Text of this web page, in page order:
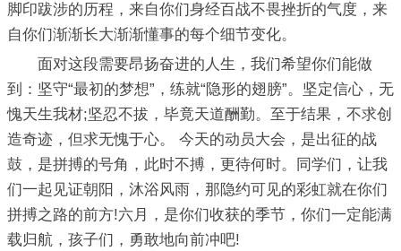
脚印跋涉的历程，来自你们身经百战不畏挫折的气度，来
自你们渐渐长大渐渐懂事的每个细节变化。
面对这段需要昂扬奋进的人生，我们希望你们能做
到：坚守“最初的梦想”，练就“隐形的翅膀”。坚定信心，无
愧天生我材;坚忍不拔，毕竟天道酬勤。至于结果，不求创
造奇迹，但求无愧于心。 今天的动员大会，是出征的战
鼓，是拼搏的号角，此时不搏，更待何时。同学们，让我
们一起见证朝阳，沐浴风雨，那隐约可见的彩虹就在你们
拼搏之路的前方!六月，是你们收获的季节，你们一定能满
载归航，孩子们，勇敢地向前冲吧!